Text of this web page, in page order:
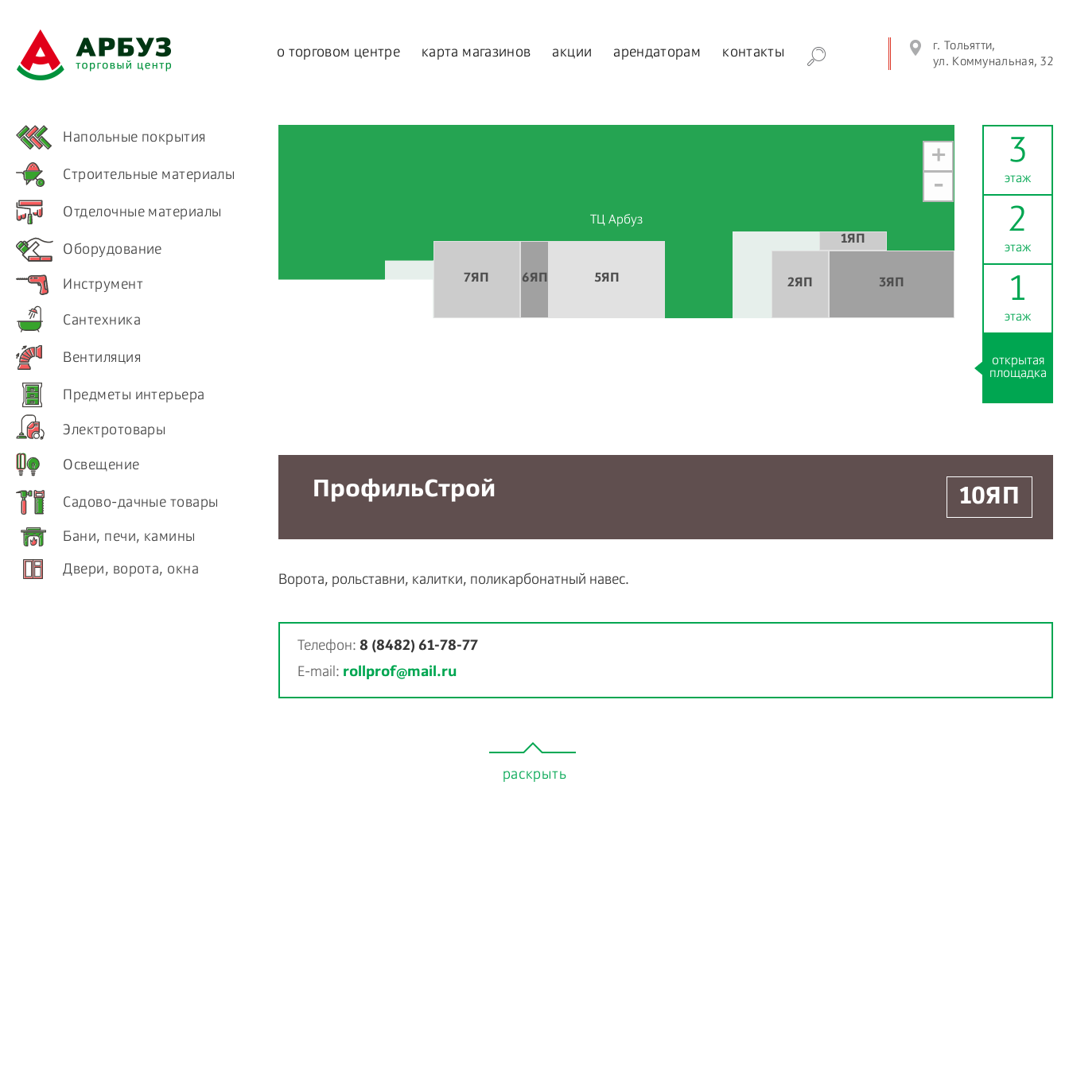
г. Тольятти,
ул. Коммунальная, 32
о торговом центре карта магазинов акции арендаторам контакты
Напольные покрытия
Строительные материалы
Отделочные материалы
Оборудование
Инструмент
Сантехника
Вентиляция
Предметы интерьера
Электротовары
Освещение
Садово-дачные товары
Бани, печи, камины
Двери, ворота, окна
3
этаж
2
этаж
1
этаж
открытая
площадка
+
-
3ЯП
1ЯП
7ЯП 2ЯП
6ЯП 5ЯП
ТЦ Арбуз
ПрофильСтрой 10ЯП
Ворота, рольставни, калитки, поликарбонатный навес.
Телефон: 8 (8482) 61-78-77
E-mail: rollprof@mail.ru
раскрыть